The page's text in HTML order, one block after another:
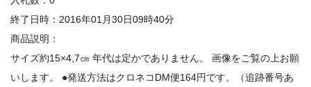
終了日時：2016年01月30日09時40分
商品説明：
サイズ約15×4,7㎝ 年代は定かでありません。 画像をご覧の上お願
いします。 ●発送方法はクロネコDM便164円です。（追跡番号あ